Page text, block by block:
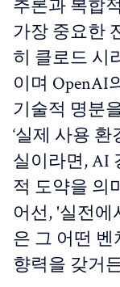
추론과 복합
가장 중요한
히 클로드 시
이며 OpenAI
기술적 명분
‘실제 사용
실이라면, AI
적 도약을 의
어선, '실전에
은 그 어떤
향력을 갖거